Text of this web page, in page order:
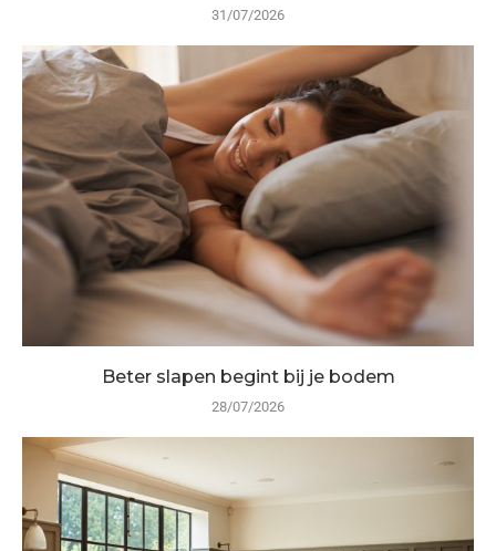
31/07/2026
Beter slapen begint bij je bodem
28/07/2026